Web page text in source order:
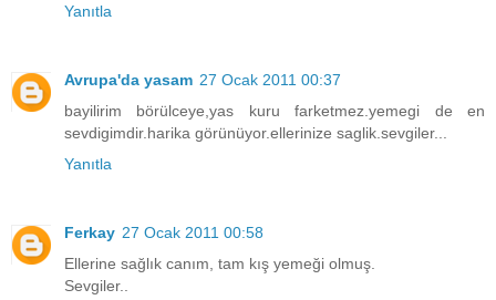
Yanıtla
Avrupa'da yasam 27 Ocak 2011 00:37
bayilirim börülceye,yas kuru farketmez.yemegi de en
sevdigimdir.harika görünüyor.ellerinize saglik.sevgiler...
Yanıtla
Ferkay 27 Ocak 2011 00:58
Ellerine sağlık canım, tam kış yemeği olmuş.
Sevgiler..